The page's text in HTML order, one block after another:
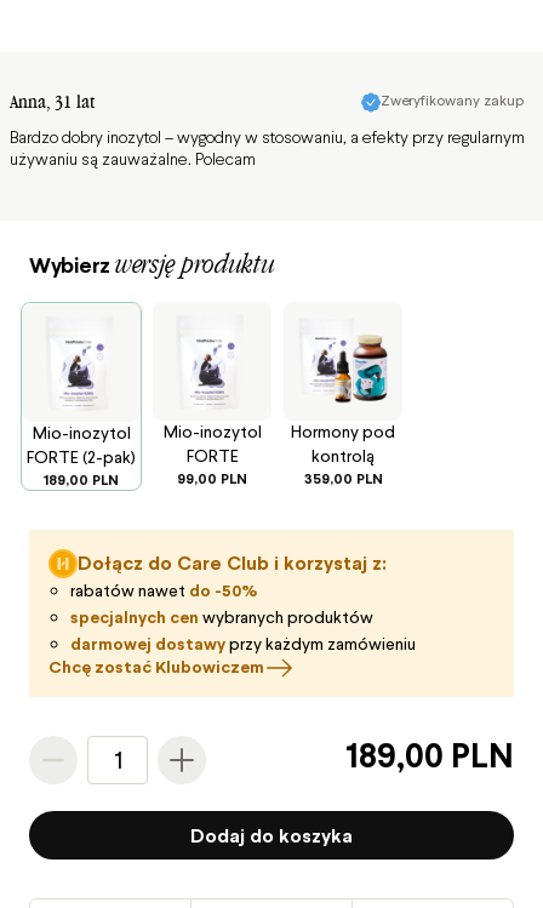
Anna, 31 lat
Bardzo dobry inozytol – wygodny w stosowaniu, a efekty przy regularnym
używaniu są zauważalne. Polecam
Zweryfikowany zakup
Wybierz wersję produktu
Mio-inozytol
FORTE (2-pak)
189,00 PLN
Mio-inozytol
FORTE
99,00 PLN
Hormony pod
kontrolą
359,00 PLN
Dołącz do Care Club i korzystaj z:
rabatów nawet do -50%
specjalnych cen wybranych produktów
darmowej dostawyprzy każdym zamówieniu
Chcę zostać Klubowiczem
1 189,00 PLN
Dodaj do koszyka